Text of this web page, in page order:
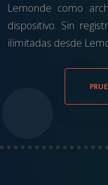
Lemonde como
dispositivo. Sin
ilimitadas desde